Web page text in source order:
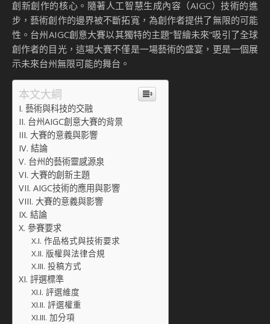
創新創作的核心。隨著人工智慧生成內容（AIGC）技術的進
步，藝術創作的邊界被不斷拓寬，為創作者提供了無限的可能
性。台州AIGC創意大賽以其獨特的主題“智繪未來”吸引了全球
創作者的目光，這場大賽不僅是一場藝術的盛宴，更是一個展
示未來台州無限可能的舞台。
本文大綱
藝術與科技的交融
台州AIGC創意大賽的背景
大賽的意義與影響
結論
台州的藝術靈感源泉
大賽的創新主題
AIGC技術的應用與影響
大賽的意義與影響
結論
參賽要求
作品格式與技術要求
版權與法律合規
投稿方式
評選標準
評選維度
評選權重
加分項